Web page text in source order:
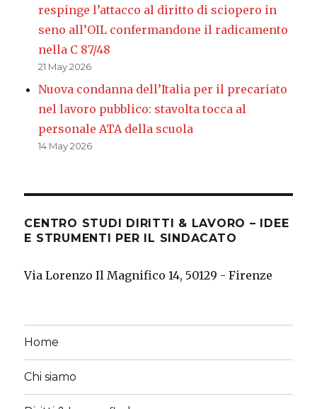
respinge l’attacco al diritto di sciopero in
seno all’OIL confermandone il radicamento
nella C 87/48
21 May 2026
Nuova condanna dell’Italia per il precariato
nel lavoro pubblico: stavolta tocca al
personale ATA della scuola
14 May 2026
CENTRO STUDI DIRITTI & LAVORO – IDEE
E STRUMENTI PER IL SINDACATO
Via Lorenzo Il Magnifico 14, 50129 - Firenze
Home
Chi siamo